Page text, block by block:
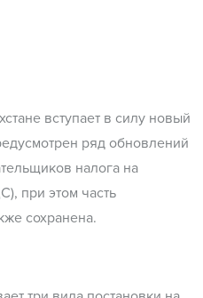
вступает в силу новый
ряд обновлений
налога на
при этом часть
сохранена.